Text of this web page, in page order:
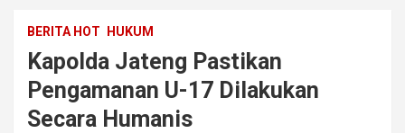
BERITA HOT HUKUM
Kapolda Jateng Pastikan
Pengamanan U-17 Dilakukan
Secara Humanis